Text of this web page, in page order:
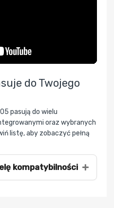
do Twojego
pasują do wielu
oraz wybranych
listę, aby zobaczyć pełną
kompatybilności